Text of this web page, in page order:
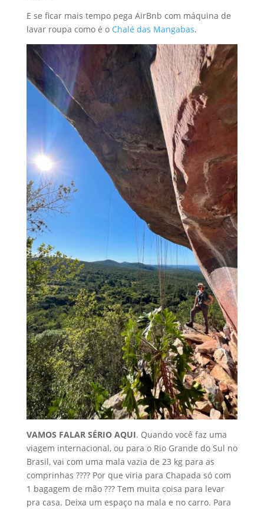
E se ficar mais tempo pega AirBnb com máquina de
lavar roupa como é oChalé das Mangabas.
VAMOS FALAR SÉRIO AQUI. Quando você faz uma
viagem internacional, ou para o Rio Grande do Sul no
Brasil, vai com uma mala vazia de 23 kg para as
comprinhas ???? Por que viria para Chapada só com
1 bagagem de mão ??? Tem muita coisa para levar
pra casa. Deixa um espaço na mala e no carro. Para